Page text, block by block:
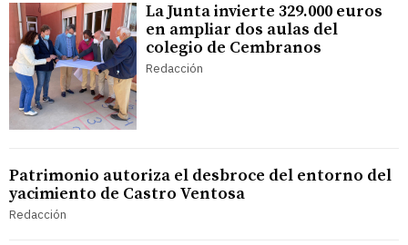
La Junta invierte 329.000 euros
en ampliar dos aulas del
colegio de Cembranos
Redacción
Patrimonio autoriza el desbroce del entorno del
yacimiento de Castro Ventosa
Redacción